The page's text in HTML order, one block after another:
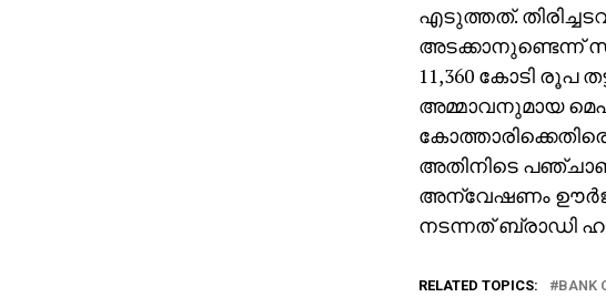
എടുത്തത്.
അടക്കാനുണ്ടെന്ന്
11,360 കോടി രൂപ
അമ്മാവനുമായ
അതിനിടെ
അന്വേഷണം
നടന്നത് ബ്രാഡി
RELATED TOPICS: BANK